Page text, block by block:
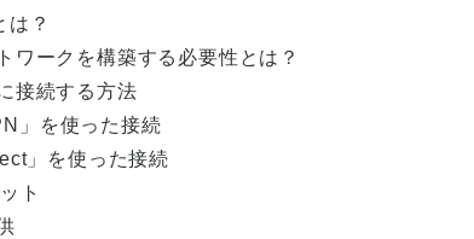
は？
ワークを構築する必要性とは？
接続する方法
」を使った接続
」を使った接続
ト